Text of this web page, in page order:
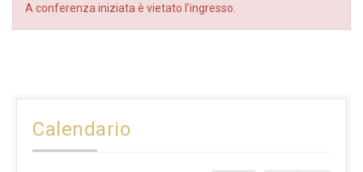
A conferenza iniziata è vietato l’ingresso.
Calendario